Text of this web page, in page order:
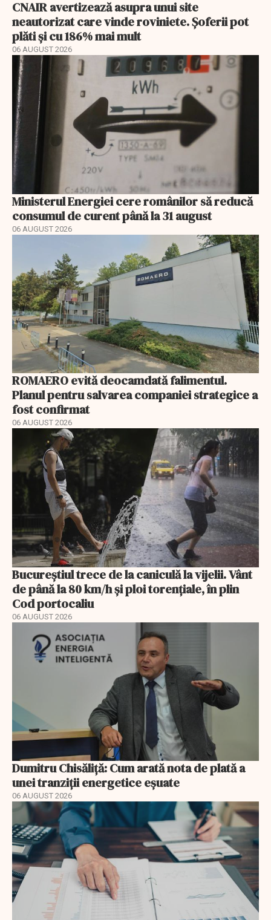
CNAIR avertizează asupra unui site
neautorizat care vinde roviniete. Șoferii pot
plăti și cu 186% mai mult
06 AUGUST 2026
Ministerul Energiei cere românilor să reducă
consumul de curent până la 31 august
06 AUGUST 2026
ROMAERO evită deocamdată falimentul.
Planul pentru salvarea companiei strategice a
fost confirmat
06 AUGUST 2026
Bucureștiul trece de la caniculă la vijelii. Vânt
de până la 80 km/h și ploi torențiale, în plin
Cod portocaliu
06 AUGUST 2026
Dumitru Chisăliță: Cum arată nota de plată a
unei tranziții energetice eșuate
06 AUGUST 2026